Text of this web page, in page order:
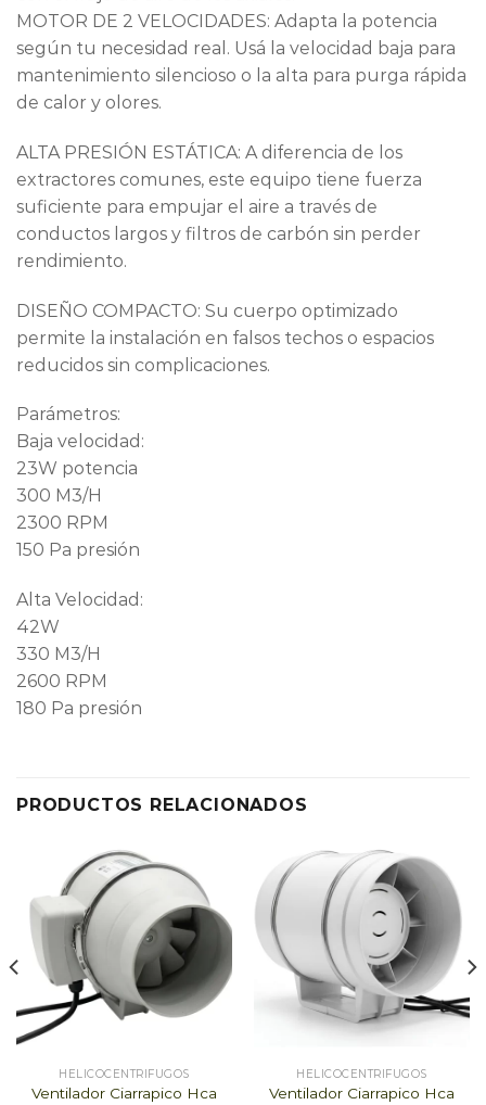
MOTOR DE 2 VELOCIDADES: Adapta la potencia
según tu necesidad real. Usá la velocidad baja para
mantenimiento silencioso o la alta para purga rápida
de calor y olores.
ALTA PRESIÓN ESTÁTICA: A diferencia de los
extractores comunes, este equipo tiene fuerza
suficiente para empujar el aire a través de
conductos largos y filtros de carbón sin perder
rendimiento.
DISEÑO COMPACTO: Su cuerpo optimizado
permite la instalación en falsos techos o espacios
reducidos sin complicaciones.
Parámetros:
Baja velocidad:
23W potencia
300 M3/H
2300 RPM
150 Pa presión
Alta Velocidad:
42W
330 M3/H
2600 RPM
180 Pa presión
PRODUCTOS RELACIONADOS
HELICOCENTRIFUGOS
Ventilador Ciarrapico Hca
HELICOCENTRIFUGOS
Ventilador Ciarrapico Hca